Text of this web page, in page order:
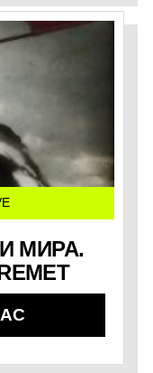
МИРА.